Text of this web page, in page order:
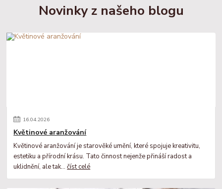
Novinky z našeho blogu
16.04.2026
Květinové aranžování
Květinové aranžování je starověké umění, které spojuje kreativitu,
estetiku a přírodní krásu. Tato činnost nejenže přináší radost a
uklidnění, ale tak...číst celé